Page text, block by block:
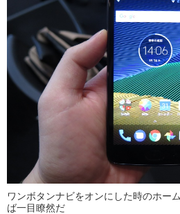
ワンボタンナビをオンにした時のホー
ば一目瞭然だ